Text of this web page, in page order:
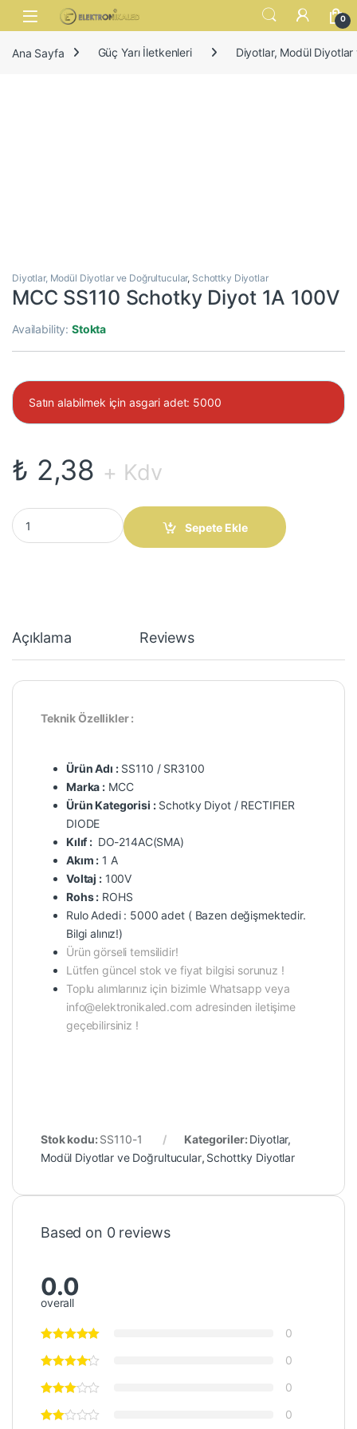
Skip to navigation
Skip to content
Open 0
Ana Sayfa Güç Yarı İletkenleri Diyotlar, Modül
Diyotlar, Modül Diyotlar ve Doğrultucular, Schottky Diyotlar
MCC SS110 Schotky Diyot 1A 100V
Availability:Stokta
Satın alabilmek için asgari adet: 5000
₺ 2,38 + Kdv
MCC SS110 Schotky Diyot 1A 100V quantity
Sepete Ekle
Açıklama Reviews
Teknik Özellikler :
Ürün Adı :SS110 / SR3100
Marka : MCC
Ürün Kategorisi :Schotky Diyot / RECTIFIER
DIODE
Kılıf : DO-214AC(SMA)
Akım : 1 A
Voltaj :100V
Rohs : ROHS
Rulo Adedi : 5000 adet ( Bazen değişmektedir.
Bilgi alınız!)
Ürün görseli temsilidir!
Lütfen güncel stok ve fiyat bilgisi sorunuz !
Toplu alımlarınız için bizimle Whatsapp veya
info@elektronikaled.com adresinden iletişime
geçebilirsiniz !
Stok kodu: SS110-1 Kategoriler: Diyotlar,
Modül Diyotlar ve Doğrultucular, Schottky Diyotlar
Based on 0 reviews
0.0
overall
0
0
0
0